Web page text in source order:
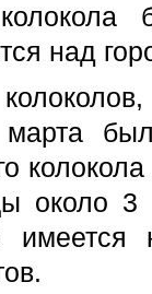
над
марта
около
имеется